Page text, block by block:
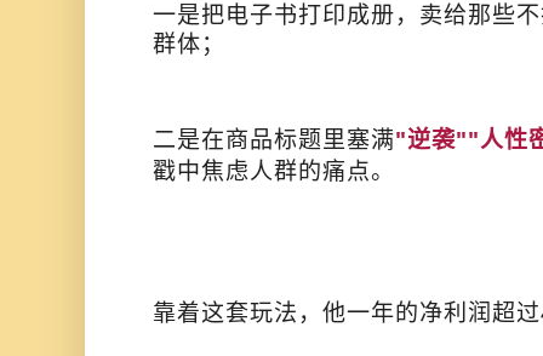
一是把电子书打印成册，卖给那些
群体；
二是在商品标题里塞满"逆袭""人性
戳中焦虑人群的痛点。
靠着这套玩法，他一年的净利润超